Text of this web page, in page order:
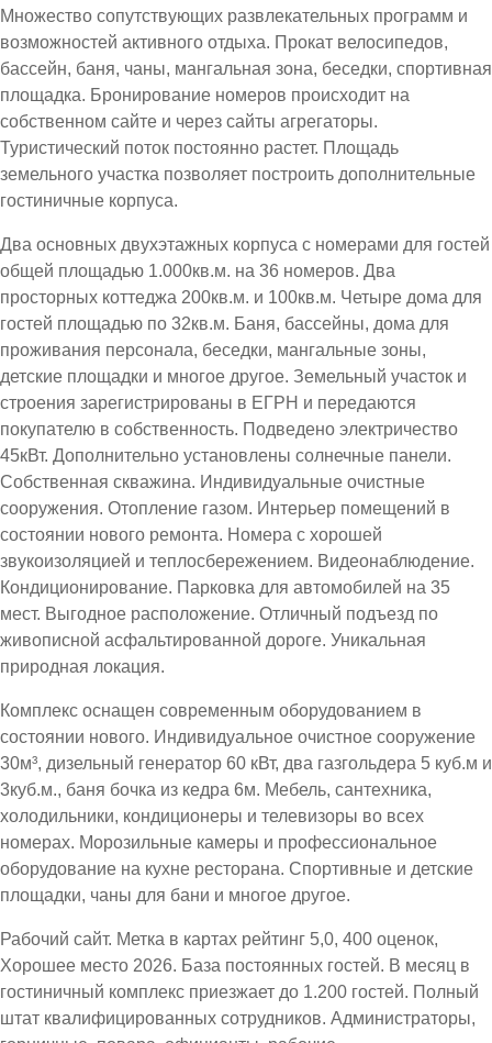
Множество сопутствующих развлекательных программ и
возможностей активного отдыха. Прокат велосипедов,
бассейн, баня, чаны, мангальная зона, беседки, спортивная
площадка. Бронирование номеров происходит на
собственном сайте и через сайты агрегаторы.
Туристический поток постоянно растет. Площадь
земельного участка позволяет построить дополнительные
гостиничные корпуса.
Два основных двухэтажных корпуса с номерами для гостей
общей площадью 1.000кв.м. на 36 номеров. Два
просторных коттеджа 200кв.м. и 100кв.м. Четыре дома для
гостей площадью по 32кв.м. Баня, бассейны, дома для
проживания персонала, беседки, мангальные зоны,
детские площадки и многое другое. Земельный участок и
строения зарегистрированы в ЕГРН и передаются
покупателю в собственность. Подведено электричество
45кВт. Дополнительно установлены солнечные панели.
Собственная скважина. Индивидуальные очистные
сооружения. Отопление газом. Интерьер помещений в
состоянии нового ремонта. Номера с хорошей
звукоизоляцией и теплосбережением. Видеонаблюдение.
Кондиционирование. Парковка для автомобилей на 35
мест. Выгодное расположение. Отличный подъезд по
живописной асфальтированной дороге. Уникальная
природная локация.
Комплекс оснащен современным оборудованием в
состоянии нового. Индивидуальное очистное сооружение
30м³, дизельный генератор 60 кВт, два газгольдера 5 куб.м и
3куб.м., баня бочка из кедра 6м. Мебель, сантехника,
холодильники, кондиционеры и телевизоры во всех
номерах. Морозильные камеры и профессиональное
оборудование на кухне ресторана. Спортивные и детские
площадки, чаны для бани и многое другое.
Рабочий сайт. Метка в картах рейтинг 5,0, 400 оценок,
Хорошее место 2026. База постоянных гостей. В месяц в
гостиничный комплекс приезжает до 1.200 гостей. Полный
штат квалифицированных сотрудников. Администраторы,